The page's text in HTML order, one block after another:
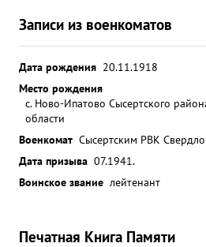
Записи из военкоматов
Дата рождения 20.11.1918
Место рождения
с. Ново-Ипатово Сысертского
области
Военкомат Сысертским РВК
Дата призыва 07.1941.
Воинское звание лейтенант
Печатная Книга Памяти